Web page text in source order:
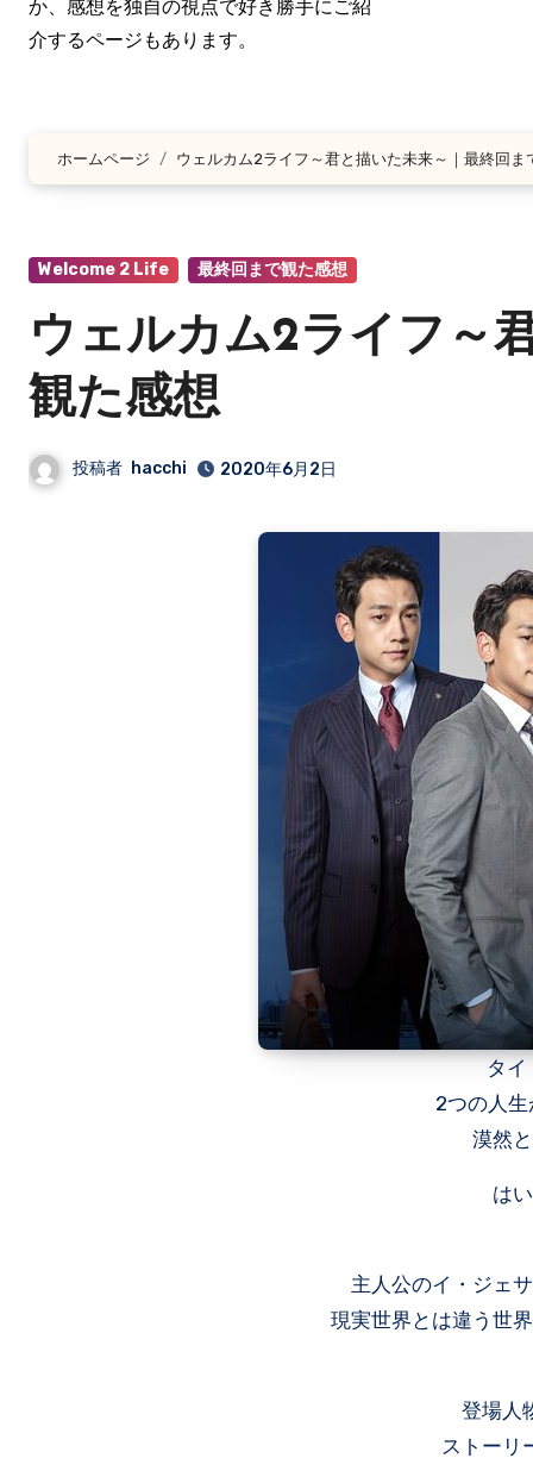
か、感想を独自の視点で好き勝手にご紹
介するページもあります。
ホームページ ウェルカム2ライフ～君と描いた未来～｜最終回ま
Welcome 2 Life 最終回まで観た感想
ウェルカム2ライフ～
観た感想
投稿者 hacchi 2020年6月2日
タ
2つの人
漠然
は
主人公のイ・ジェ
現実世界とは違う世
登場人
ストーリ